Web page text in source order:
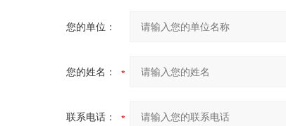
您的单位：
您的姓名：
联系电话：